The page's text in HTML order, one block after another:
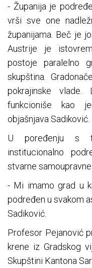
- Županija je
vrši sve one
županijama. Beč je
Austrije je
postoje paralelno
skupština.
pokrajinske
funkcioniše kao
objašnjava Sadiković.
U poređenju s
institucionalno
stvarne
- Mi imamo grad u
podređen u svakom
Sadiković.
Profesor Pejanović
krene iz Gradskog
Skupštini Kantona